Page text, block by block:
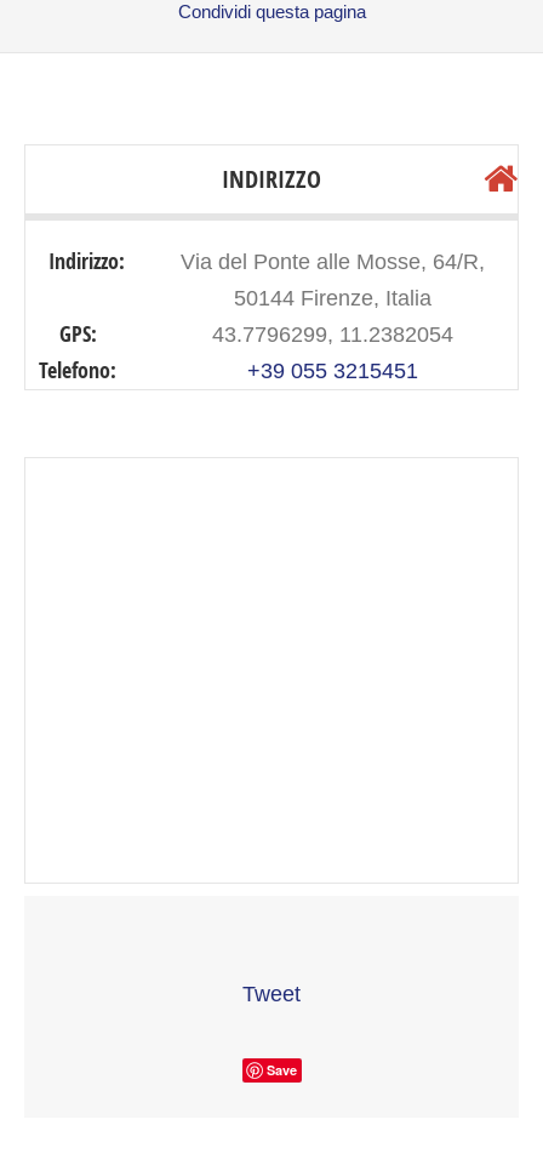
Condividi questa pagina
INDIRIZZO
Indirizzo:
Via del Ponte alle Mosse, 64/R,
50144 Firenze, Italia
GPS: 43.7796299, 11.2382054
Telefono: +39 055 3215451
Tweet
Save